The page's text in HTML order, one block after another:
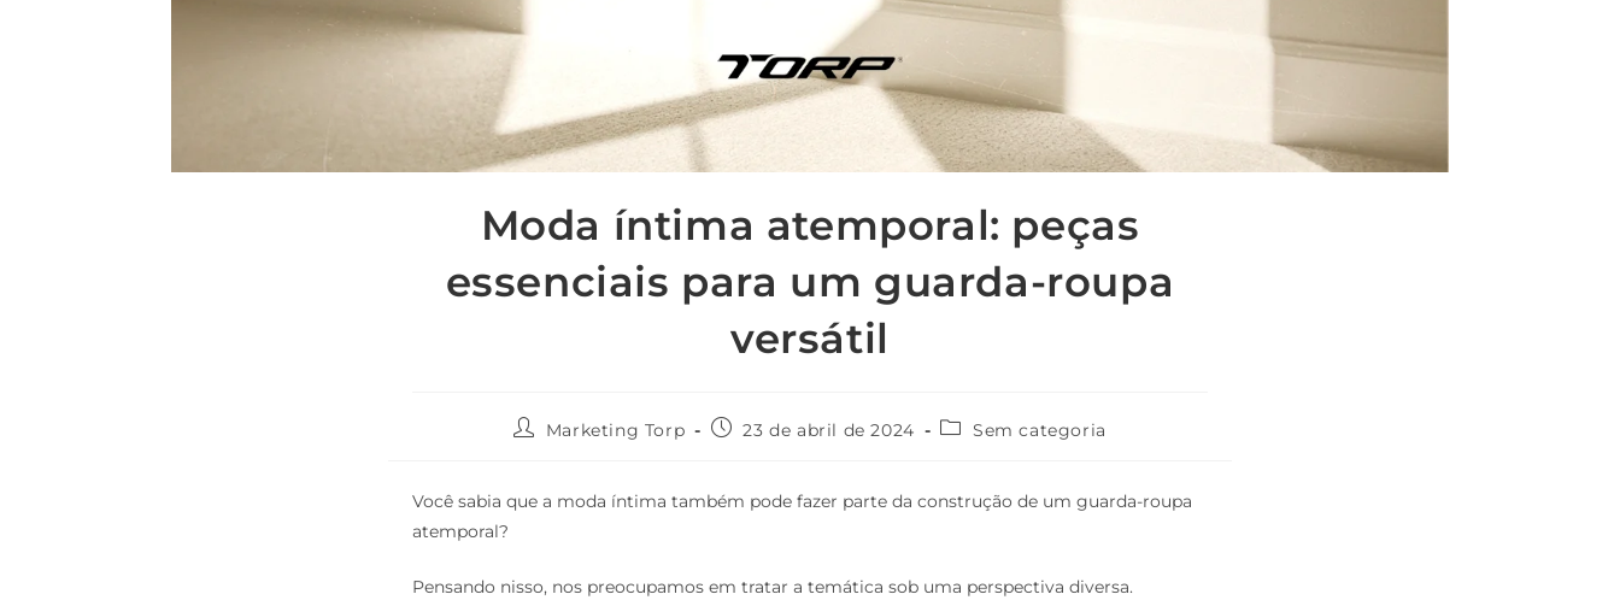
Moda íntima atemporal: peças
essenciais para um guarda-roupa
versátil
Marketing Torp 23 de abril de 2024 Sem categoria
Você sabia que a moda íntima também pode fazer parte da construção de um guarda-roupa
atemporal?
Pensando nisso, nos preocupamos em tratar a temática sob uma perspectiva diversa.